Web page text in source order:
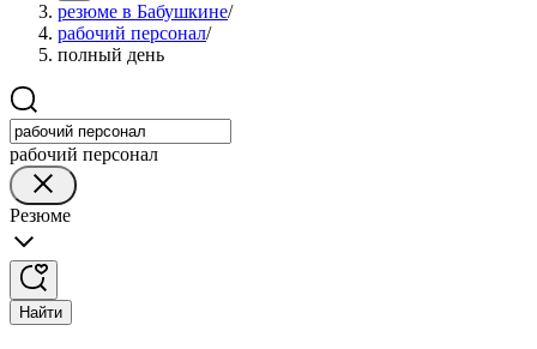
резюме в Бабушкине/
рабочий персонал/
полный день
рабочий персонал
Резюме
Найти